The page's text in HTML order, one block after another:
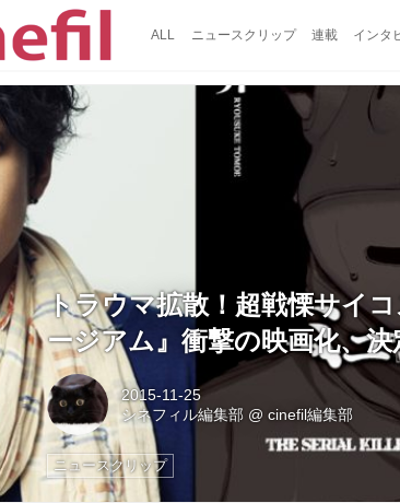
ALL ニュースクリップ 連載 インタ
トラウマ拡散！超戦慄サイ
ージアム』衝撃の映画化、決
2015-11-25
シネフィル編集部 @cinefil編集部
ニュースクリップ